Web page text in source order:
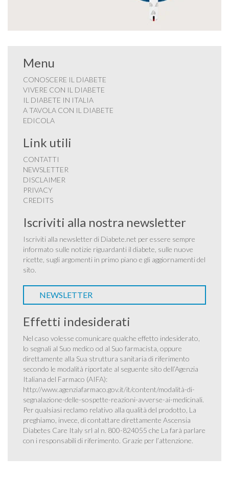
Menu
CONOSCERE IL DIABETE
VIVERE CON IL DIABETE
IL DIABETE IN ITALIA
A TAVOLA CON IL DIABETE
EDICOLA
Link utili
CONTATTI
NEWSLETTER
DISCLAIMER
PRIVACY
CREDITS
Iscriviti alla nostra newsletter
Iscriviti alla newsletter di Diabete.net per essere sempre
informato sulle notizie riguardanti il diabete, sulle nuove
ricette, sugli argomenti in primo piano e gli aggiornamenti del
sito.
NEWSLETTER
Effetti indesiderati
Nel caso volesse comunicare qualche effetto indesiderato,
lo segnali al Suo medico od al Suo farmacista, oppure
direttamente alla Sua struttura sanitaria di riferimento
secondo le modalità riportate al seguente sito dell’Agenzia
Italiana del Farmaco (AIFA):
http://www.agenziafarmaco.gov.it/it/content/modalità-di-
segnalazione-delle-sospette-reazioni-avverse-ai-medicinali.
Per qualsiasi reclamo relativo alla qualità del prodotto, La
preghiamo, invece, di contattare direttamente Ascensia
Diabetes Care Italy srl al n. 800-824055 che La farà parlare
con i responsabili di riferimento. Grazie per l’attenzione.